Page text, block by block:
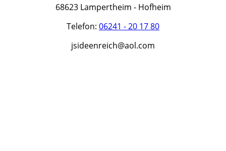
68623 Lampertheim - Hofheim
Telefon: 06241 - 20 17 80
jsideenreich@aol.com